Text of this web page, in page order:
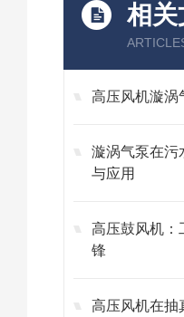
相关
高压风机漩涡
漩涡气泵在污
与应用
高压鼓风机：
锋
高压风机在抽